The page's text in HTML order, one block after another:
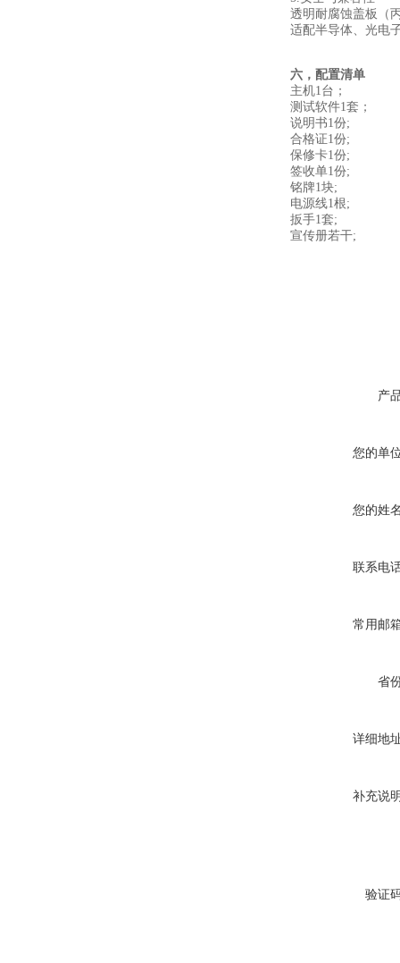
透明耐腐蚀盖板（
适配半导体、光电
六，配置清单
主机1台；
测试软件1套；
说明书1份;
合格证1份;
保修卡1份;
签收单1份;
铭牌1块;
电源线1根;
扳手1套;
宣传册若干;
产
您的单
您的姓
联系电
常用邮
省
详细地
补充说
验证